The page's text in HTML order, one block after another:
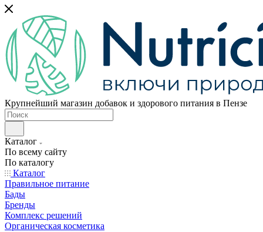
Крупнейший магазин добавок и здорового питания в Пензе
Каталог
По всему сайту
По каталогу
Каталог
Правильное питание
Бады
Бренды
Комплекс решений
Органическая косметика